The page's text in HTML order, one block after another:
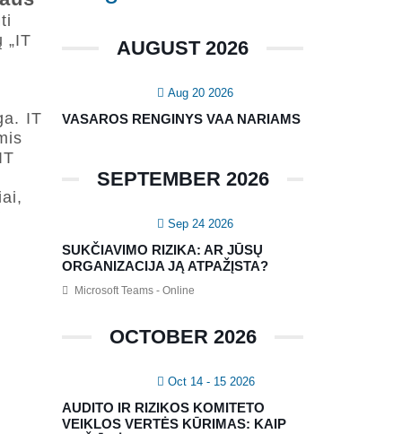
„IT
IT
AUGUST 2026
Aug 20 2026
VASAROS RENGINYS VAA NARIAMS
SEPTEMBER 2026
Sep 24 2026
SUKČIAVIMO RIZIKA: AR JŪSŲ
ORGANIZACIJA JĄ ATPAŽĮSTA?
Microsoft Teams - Online
OCTOBER 2026
Oct 14 - 15 2026
AUDITO IR RIZIKOS KOMITETO
VEIKLOS VERTĖS KŪRIMAS: KAIP